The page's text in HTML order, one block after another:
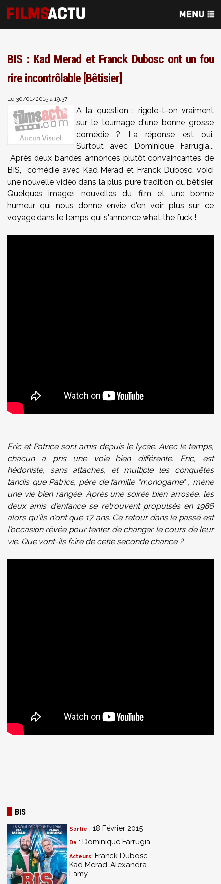
BIS : Kad Merad et Franck Dubosc ont un fou
rire incontrôlable [Bêtisier]
Le 30/01/2015 à 19:37
A la question : rigole-t-on vraiment
sur le tournage d'une bonne grosse
comédie ? La réponse est oui.
Surtout avec Dominique Farrugia...
Après deux bandes annonces plutôt convaincantes de
BIS, comédie avec Kad Merad et Franck Dubosc, voici
une nouvelle vidéo dans la plus pure tradition du bêtisier.
Quelques images nouvelles du film et une bonne
humeur qui nous donne envie d'en voir plus sur ce
voyage dans le temps qui s'annonce what the fuck !
Eric et Patrice sont amis depuis le lycée. Avec le temps,
chacun a pris une voie bien différente. Eric, est
hédoniste, sans attaches, et multiple les conquêtes
tandis que Patrice, père de famille "monogame" , mène
une vie bien rangée. Après une soirée bien arrosée, les
deux amis d'enfance se retrouvent propulsés en 1986
alors qu'ils n'ont que 17 ans. Ce retour dans le passé est
l'occasion rêvée pour tenter de changer le cours de leur
vie. Que vont-ils faire de cette seconde chance ?
BIS
Sortie : 18 Février 2015
De : Dominique Farrugia
Acteurs: Franck Dubosc,
Kad Merad, Alexandra
Lamy...